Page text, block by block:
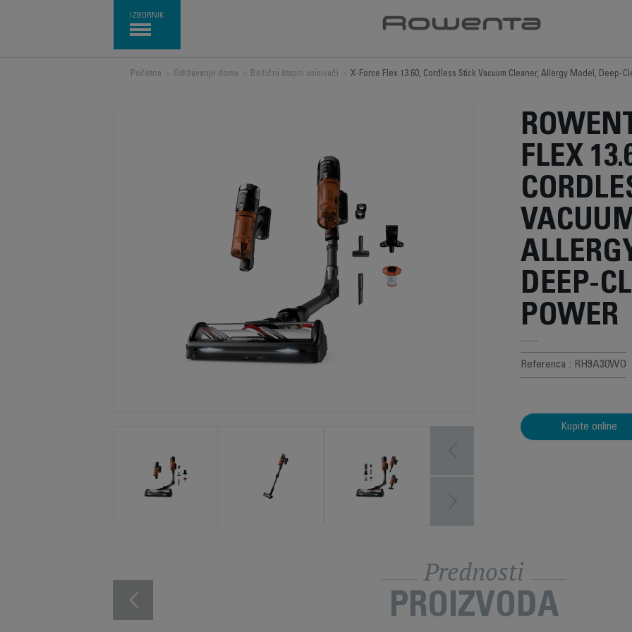
IZBORNIK
Početna Održavanje doma Bežični štapni usisivači X-Force Flex 13.60, Cordless Stick Vacuum Cleaner, Allergy Model, Deep-
FLEX
DEEP-
POWER
Referenca : RH9A30WO
Kupite online
Prednosti
PROIZVODA